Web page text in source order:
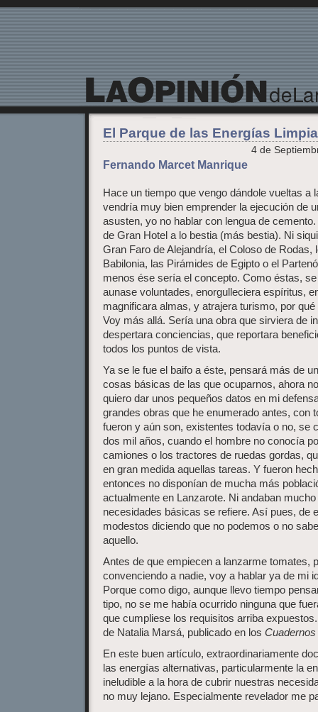
El Parque de las Energías
4 de
Fernando Marcet Manrique
Hace un tiempo que vengo dándole vueltas a
vendría muy bien emprender la ejecución de
asusten, yo no hablar con lengua de
de Gran Hotel a lo bestia (más bestia). Ni
Gran Faro de Alejandría, el Coloso de Rodas,
Babilonia, las Pirámides de Egipto o el
menos ése sería el concepto. Como éstas,
aunase voluntades, enorgulleciera espíritus,
magnificara almas, y atrajera turismo, por
Voy más allá. Sería una obra que sirviera de
despertara conciencias, que reportara
todos los puntos de vista.
Ya se le fue el baifo a éste, pensará más de
cosas básicas de las que ocuparnos, ahora
quiero dar unos pequeños datos en mi
grandes obras que he enumerado antes, con
fueron y aún son, existentes todavía o no, se
dos mil años, cuando el hombre no conocía
camiones o los tractores de ruedas gordas,
en gran medida aquellas tareas. Y fueron
entonces no disponían de mucha más
actualmente en Lanzarote. Ni andaban
necesidades básicas se refiere. Así pues, de
modestos diciendo que no podemos o no
aquello.
Antes de que empiecen a lanzarme tomates,
convenciendo a nadie, voy a hablar ya de mi
Porque como digo, aunque llevo tiempo
tipo, no se me había ocurrido ninguna que
que cumpliese los requisitos arriba
de Natalia Marsá, publicado en los
En este buen artículo, extraordinariamente
las energías alternativas, particularmente la
ineludible a la hora de cubrir nuestras
no muy lejano. Especialmente revelador me